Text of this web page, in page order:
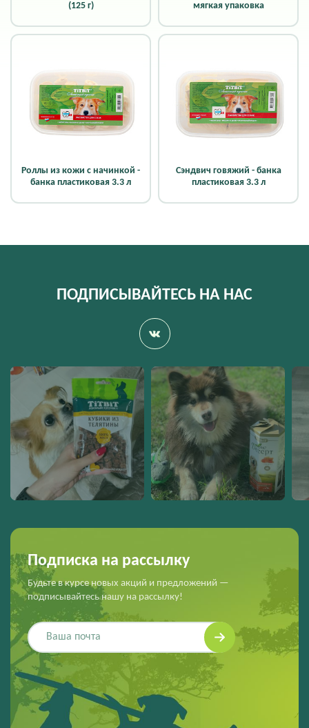
(125 г) мягкая упаковка
Роллы из кожи с начинкой -
банка пластиковая 3.3 л
Сэндвич говяжий - банка
пластиковая 3.3 л
ПОДПИСЫВАЙТЕСЬ НА НАС
Подписка на рассылку
Будьте в курсе новых акций и предложений —
подписывайтесь нашу на рассылку!